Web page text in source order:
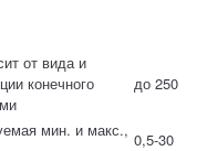
от вида и
конечного
до 250
мин. и макс., 0,5-30